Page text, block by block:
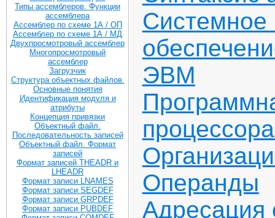
Типы ассемблеров. Функции
ассемблера
Ассемблер по схеме 1А / ОП
Ассемблер по схеме 1А / МД
Двухпросмотровый ассемблер
Многопросмотровый
ассемблер
Загрузчик
Структура объектных файлов.
Основные понятия
Идентификация модуля и
атрибуты
Концепция привязки
Объектный файл.
Последовательность записей
Объектный файл. Формат
записей
Формат записей THEADR и
LHEADR
Формат записи LNAMES
Формат записи SEGDEF
Формат записи GRPDEF
Формат записи PUBDEF
ЭВМ
Операнды
Адресация